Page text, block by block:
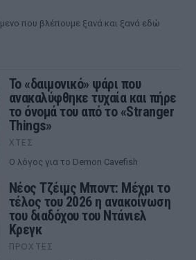
που βλέπουμε ξανά και ξανά εδώ
Το «δαιμονικό» ψάρι που
ανακαλύφθηκε τυχαία και πήρε
το όνομά του από το «Stranger
Things»
ΧΤΕΣ
Ο λόγος για το Demon Cavefish
Νέος Τζέιμς Μποντ: Μέχρι το
τέλος του 2026 η ανακοίνωση
του διαδόχου του Ντάνιελ
Κρεγκ
ΠΡΟΧΤΈΣ